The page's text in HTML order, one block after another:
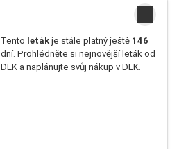
Tento letákje stále platný ještě 146
dní. Prohlédněte si nejnovější leták od
DEK a naplánujte svůj nákup v DEK.